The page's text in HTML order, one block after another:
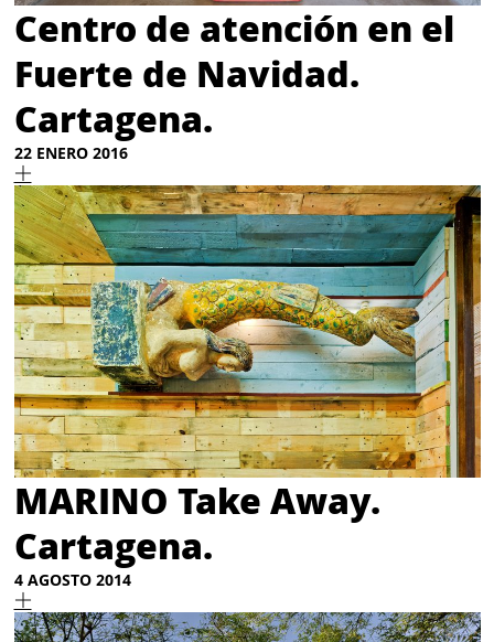
Centro de atención en el
Fuerte de Navidad.
Cartagena.
22 ENERO 2016
MARINO Take Away.
Cartagena.
4 AGOSTO 2014